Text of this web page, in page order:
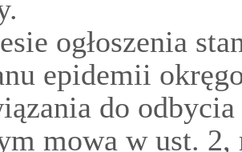
ogłoszenia
epidemii
do
mowa w ust. 2,